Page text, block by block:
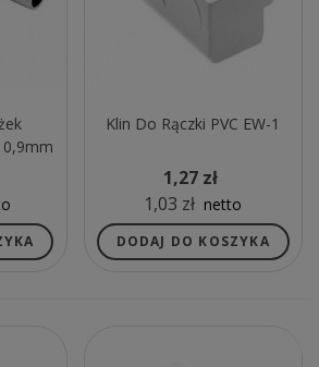
Klin Do Rączki PVC EW-1
1,27 zł
1,03 zł netto
DODAJ DO KOSZYKA